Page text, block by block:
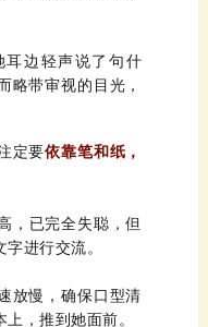
定要
进行交流。
，推到她面前。